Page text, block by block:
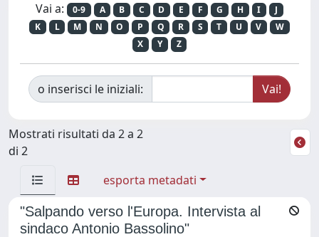
Vai a: 0-9 A B C D E F G H I
J
K
L M N O P Q R S T U V
W
X
Y Z
o inserisci le iniziali:
Mostrati risultati da 2 a 2
di 2
esporta metadati
"Salpando verso l'Europa. Intervista al
sindaco Antonio Bassolino"